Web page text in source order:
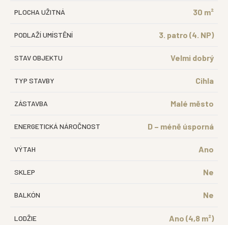
PLOCHA UŽITNÁ 30 m²
PODLAŽÍ UMÍSTĚNÍ 3. patro (4. NP)
STAV OBJEKTU Velmi dobrý
TYP STAVBY Cihla
ZÁSTAVBA Malé město
ENERGETICKÁ NÁROČNOST D – méně úsporná
VÝTAH Ano
SKLEP Ne
BALKÓN Ne
LODŽIE Ano (4,8 m²)